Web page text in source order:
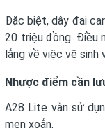
Đặc biệt, dây đai
20 triệu đồng. Điều
lắng về việc vệ sinh
Nhược điểm cần
A28 Lite vẫn sử
men xoắn.